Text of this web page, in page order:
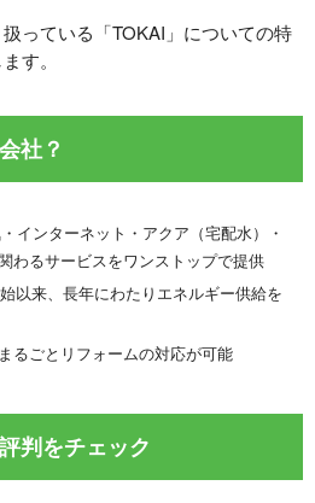
っている「TOKAI」についての特
す。
社？
インターネット・アクア（宅配水）・
わるサービスをワンストップで提供
以来、長年にわたりエネルギー供給を
るごとリフォームの対応が可能
判をチェック